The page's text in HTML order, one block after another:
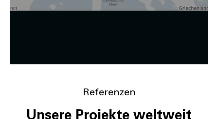
Referenzen
Unsere Projekte weltweit